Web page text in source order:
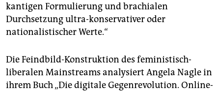
kantigen Formulierung und brachialen
Durchsetzung ultra-konservativer oder
nationalistischer Werte.“
Die Feindbild-Konstruktion des feministisch-
liberalen Mainstreams analysiert Angela Nagle in
ihrem Buch „Die digitale Gegenrevolution. Online-